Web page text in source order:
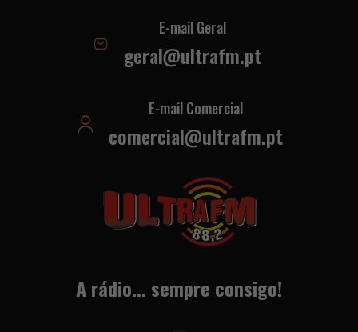
E-mail Geral
geral@ultrafm.pt
E-mail Comercial
comercial@ultrafm.pt
A rádio... sempre consigo!